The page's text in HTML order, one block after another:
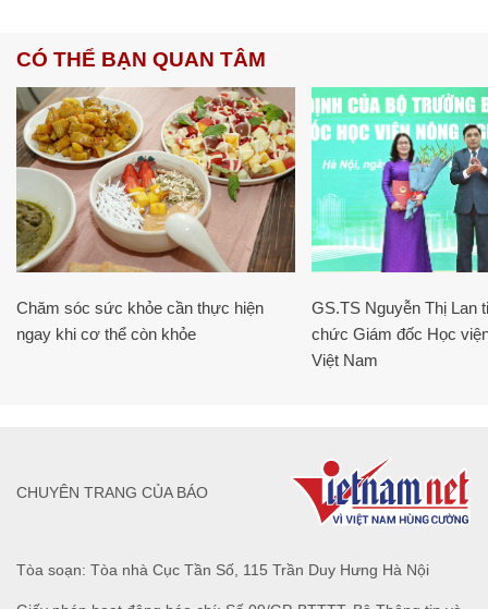
CÓ THỂ BẠN QUAN TÂM
Chăm sóc sức khỏe cần thực hiện
ngay khi cơ thể còn khỏe
GS.TS Nguyễn Thị Lan
chức Giám đốc Học
Việt Nam
Tòa soạn: Tòa nhà Cục Tần Số, 115 Trần Duy Hưng Hà Nội
CHUYÊN TRANG CỦA BÁO